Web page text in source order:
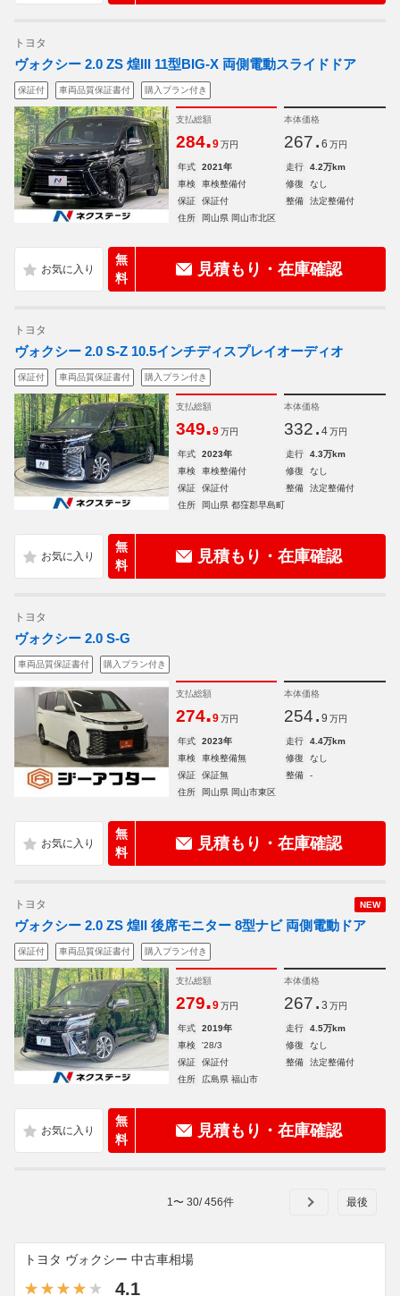
トヨタ
ヴォクシー 2.0 ZS 煌III 11型BIG-X 両側電動スライドドア
保証付 車両品質保証書付 購入プラン付き
支払総額
284.9 万円
本体価格
267. 6 万円
年式 2021年 走行
4.2万km
車検
車検整備付 修復
なし
保証
保証付 整備
法定整備付
住所
岡山県 岡山市北区
無
料
見積もり・在庫確認
トヨタ
ヴォクシー 2.0 S-Z 10.5インチディスプレイオーディオ
保証付 車両品質保証書付 購入プラン付き
支払総額
349.9 万円
本体価格
332. 4 万円
年式 2023年 走行
4.3万km
車検
車検整備付 修復
なし
保証
保証付 整備
法定整備付
住所
岡山県 都窪郡早島町
無
料
見積もり・在庫確認
トヨタ
ヴォクシー 2.0 S-G
車両品質保証書付 購入プラン付き
支払総額
274.9 万円
本体価格
254. 9 万円
年式 2023年 走行
4.4万km
車検
車検整備無 修復
なし
保証
保証無 整備
-
住所
岡山県 岡山市東区
無
料
見積もり・在庫確認
NEW
トヨタ
ヴォクシー 2.0 ZS 煌II 後席モニター 8型ナビ 両側電動ドア
保証付 車両品質保証書付 購入プラン付き
支払総額
279.9 万円
本体価格
267. 3 万円
年式 2019年 走行
4.5万km
車検
'28/3 修復
なし
保証
保証付 整備
法定整備付
住所
広島県 福山市
無
料
見積もり・在庫確認
1 〜 30/456件
トヨタ ヴォクシー 中古車相場
4.1